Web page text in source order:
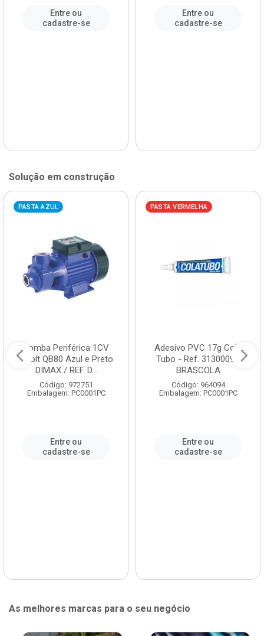
Entre ou
cadastre-se
Entre ou
cadastre-se
Solução em construção
PASTA AZUL
Bomba Periférica 1CV
Bivolt QB80 Azul e Preto
DIMAX / REF. D...
Código: 972751
Embalagem: PC0001PC
Entre ou
cadastre-se
PASTA VERMELHA
Adesivo PVC 17g Cola
Tubo - Ref. 3130009 -
BRASCOLA
Código: 964094
Embalagem: PC0001PC
Entre ou
cadastre-se
As melhores marcas para o seu negócio